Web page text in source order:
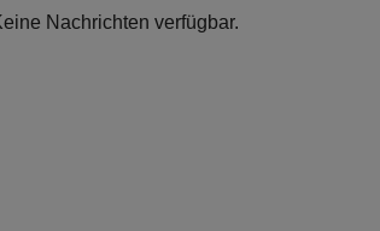
Nachrichten verfügbar.